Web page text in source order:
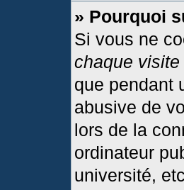
» Pourquoi
Si vous ne
chaque visite
que pendant
abusive de
lors de la
ordinateur
université,